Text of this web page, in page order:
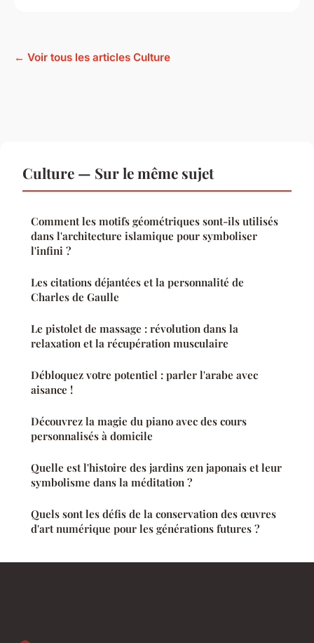
← Voir tous les articles Culture
Culture — Sur le même sujet
Comment les motifs géométriques sont-ils utilisés
dans l'architecture islamique pour symboliser
l'infini ?
Les citations déjantées et la personnalité de
Charles de Gaulle
Le pistolet de massage : révolution dans la
relaxation et la récupération musculaire
Débloquez votre potentiel : parler l'arabe avec
aisance !
Découvrez la magie du piano avec des cours
personnalisés à domicile
Quelle est l'histoire des jardins zen japonais et leur
symbolisme dans la méditation ?
Quels sont les défis de la conservation des œuvres
d'art numérique pour les générations futures ?